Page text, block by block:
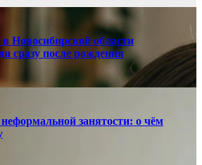
Новосибирской области
сразу после рождения
занятости: о чём